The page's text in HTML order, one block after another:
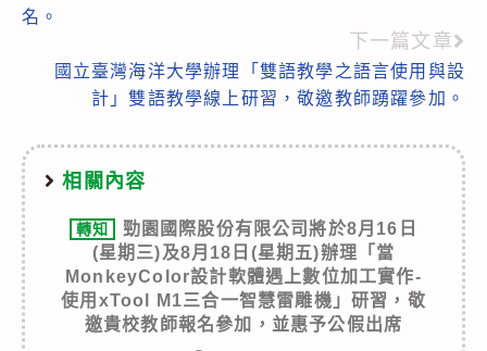
名。
下一篇文章
國立臺灣海洋大學辦理「雙語教學之語言使用與設
計」雙語教學線上研習，敬邀教師踴躍參加。
相關內容
轉知
勁園國際股份有限公司將於8月16日
(星期三)及8月18日(星期五)辦理「當
MonkeyColor設計軟體遇上數位加工實作-
使用xTool M1三合一智慧雷雕機」研習，敬
邀貴校教師報名參加，並惠予公假出席